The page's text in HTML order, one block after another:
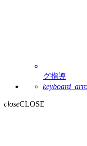
グ指導
closeCLOSE